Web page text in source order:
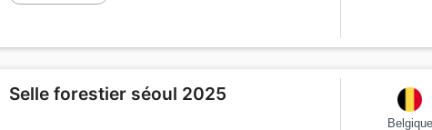
Selle forestier séoul 2025
Belgique